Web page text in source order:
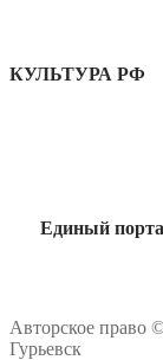
КУЛЬТУРА РФ
Единый
Авторское право
Гурьевск